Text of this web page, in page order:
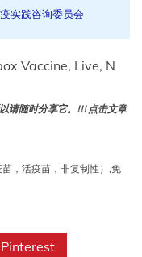
实践咨询委员会
Vaccine, Live, N
请随时分享它。!!! 点击文章
，活疫苗，非复制性） ,免
Pinterest